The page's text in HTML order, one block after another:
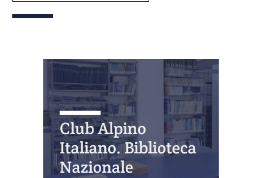
Club Alpino
Italiano. Biblioteca
Nazionale